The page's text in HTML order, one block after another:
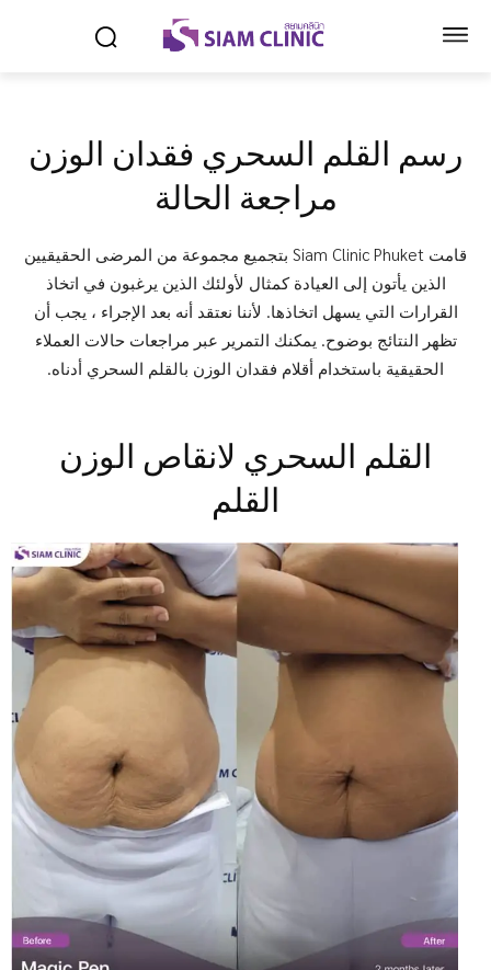
رسم القلم السحري فقدان الوزن
مراجعة الحالة
قامت Siam Clinic Phuket بتجميع مجموعة من المرضى الحقيقيين
الذين يأتون إلى العيادة كمثال لأولئك الذين يرغبون في اتخاذ
القرارات التي يسهل اتخاذها. لأننا نعتقد أنه بعد الإجراء ، يجب أن
تظهر النتائج بوضوح. يمكنك التمرير عبر مراجعات حالات العملاء
الحقيقية باستخدام أقلام فقدان الوزن بالقلم السحري أدناه.
القلم السحري لانقاص الوزن
القلم